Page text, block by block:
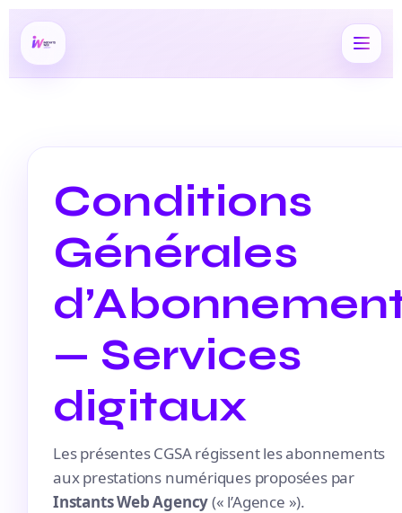
Conditions
Générales
— Services
digitaux
Les présentes CGSA régissent les abonnements
aux prestations numériques proposées par
Instants Web Agency(« l’Agence »).